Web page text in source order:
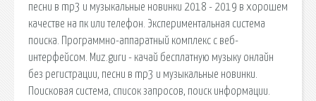
песни в mp3 и музыкальные новинки 2018 - 2019 в хорошем
качестве на пк или телефон. Экспериментальная система
поиска. Программно-аппаратный комплекс с веб-
интерфейсом. Muz.guru - качай бесплатную музыку онлайн
без регистрации, песни в mp3 и музыкальные новинки.
Поисковая сиcтема, список запросов, поиск информации.